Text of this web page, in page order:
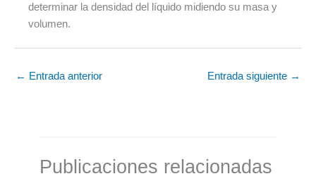
determinar la densidad del líquido midiendo su masa y
volumen.
← Entrada anterior Entrada siguiente →
Publicaciones relacionadas